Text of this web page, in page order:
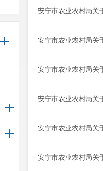
安宁市农业农村局关
安宁市农业农村局关
安宁市农业农村局关
安宁市农业农村局关
安宁市农业农村局关
安宁市农业农村局关